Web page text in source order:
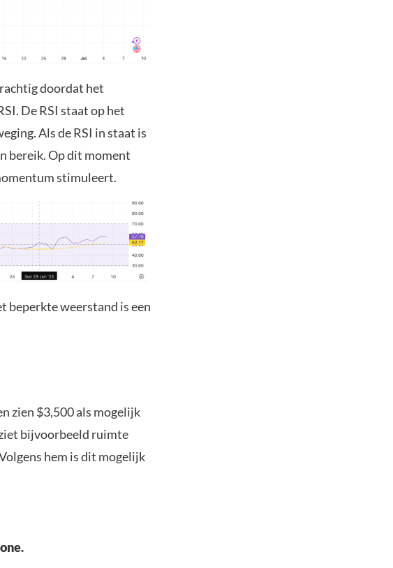
doordat het
De RSI staat op het
Als de RSI in staat is
bereik. Op dit moment
stimuleert.
beperkte weerstand is een
zien $3,500 als mogelijk
bijvoorbeeld ruimte
hem is dit mogelijk